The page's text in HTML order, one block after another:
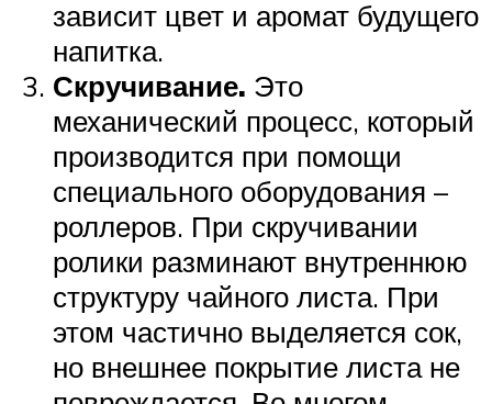
зависит цвет и аромат будущего
напитка.
Скручивание. Это
механический процесс, который
производится при помощи
специального оборудования –
роллеров. При скручивании
ролики разминают внутреннюю
структуру чайного листа. При
этом частично выделяется сок,
но внешнее покрытие листа не